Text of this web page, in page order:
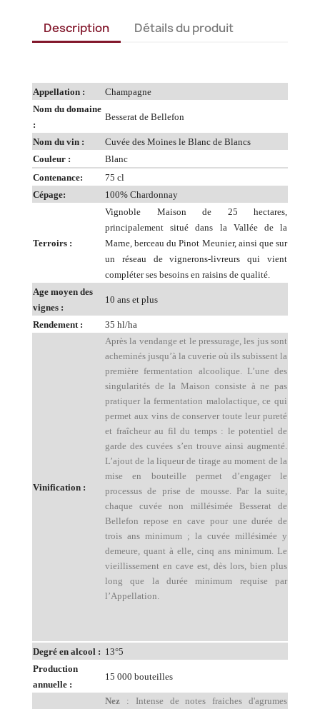
Description Détails du produit
Appellation :
Champagne
Nom du domaine
:
Besserat de Bellefon
Nom du vin :
Cuvée des Moines le Blanc de Blancs
Couleur :
Blanc
Contenance:
75 cl
Cépage:
100% Chardonnay
Terroirs :
Vignoble Maison de 25 hectares,
principalement situé dans la Vallée de la
Marne, berceau du Pinot Meunier, ainsi que sur
un réseau de vignerons-livreurs qui vient
compléter ses besoins en raisins de qualité.
Age moyen des
vignes :
10 ans et plus
Rendement : 35 hl/ha
Vinification :
Après la vendange et le pressurage, les jus sont
acheminés jusqu’à la cuverie où ils subissent la
première fermentation alcoolique. L’une des
singularités de la Maison consiste à ne pas
pratiquer la fermentation malolactique, ce qui
permet aux vins de conserver toute leur pureté
et fraîcheur au fil du temps : le potentiel de
garde des cuvées s’en trouve ainsi augmenté.
L’ajout de la liqueur de tirage au moment de la
mise en bouteille permet d’engager le
processus de prise de mousse. Par la suite,
chaque cuvée non millésimée Besserat de
Bellefon repose en cave pour une durée de
trois ans minimum ; la cuvée millésimée y
demeure, quant à elle, cinq ans minimum. Le
vieillissement en cave est, dès lors, bien plus
long que la durée minimum requise par
l’Appellation.
Degré en alcool : 13°5
Production
annuelle :
15 000 bouteilles
Nez : Intense de notes fraiches d'agrumes